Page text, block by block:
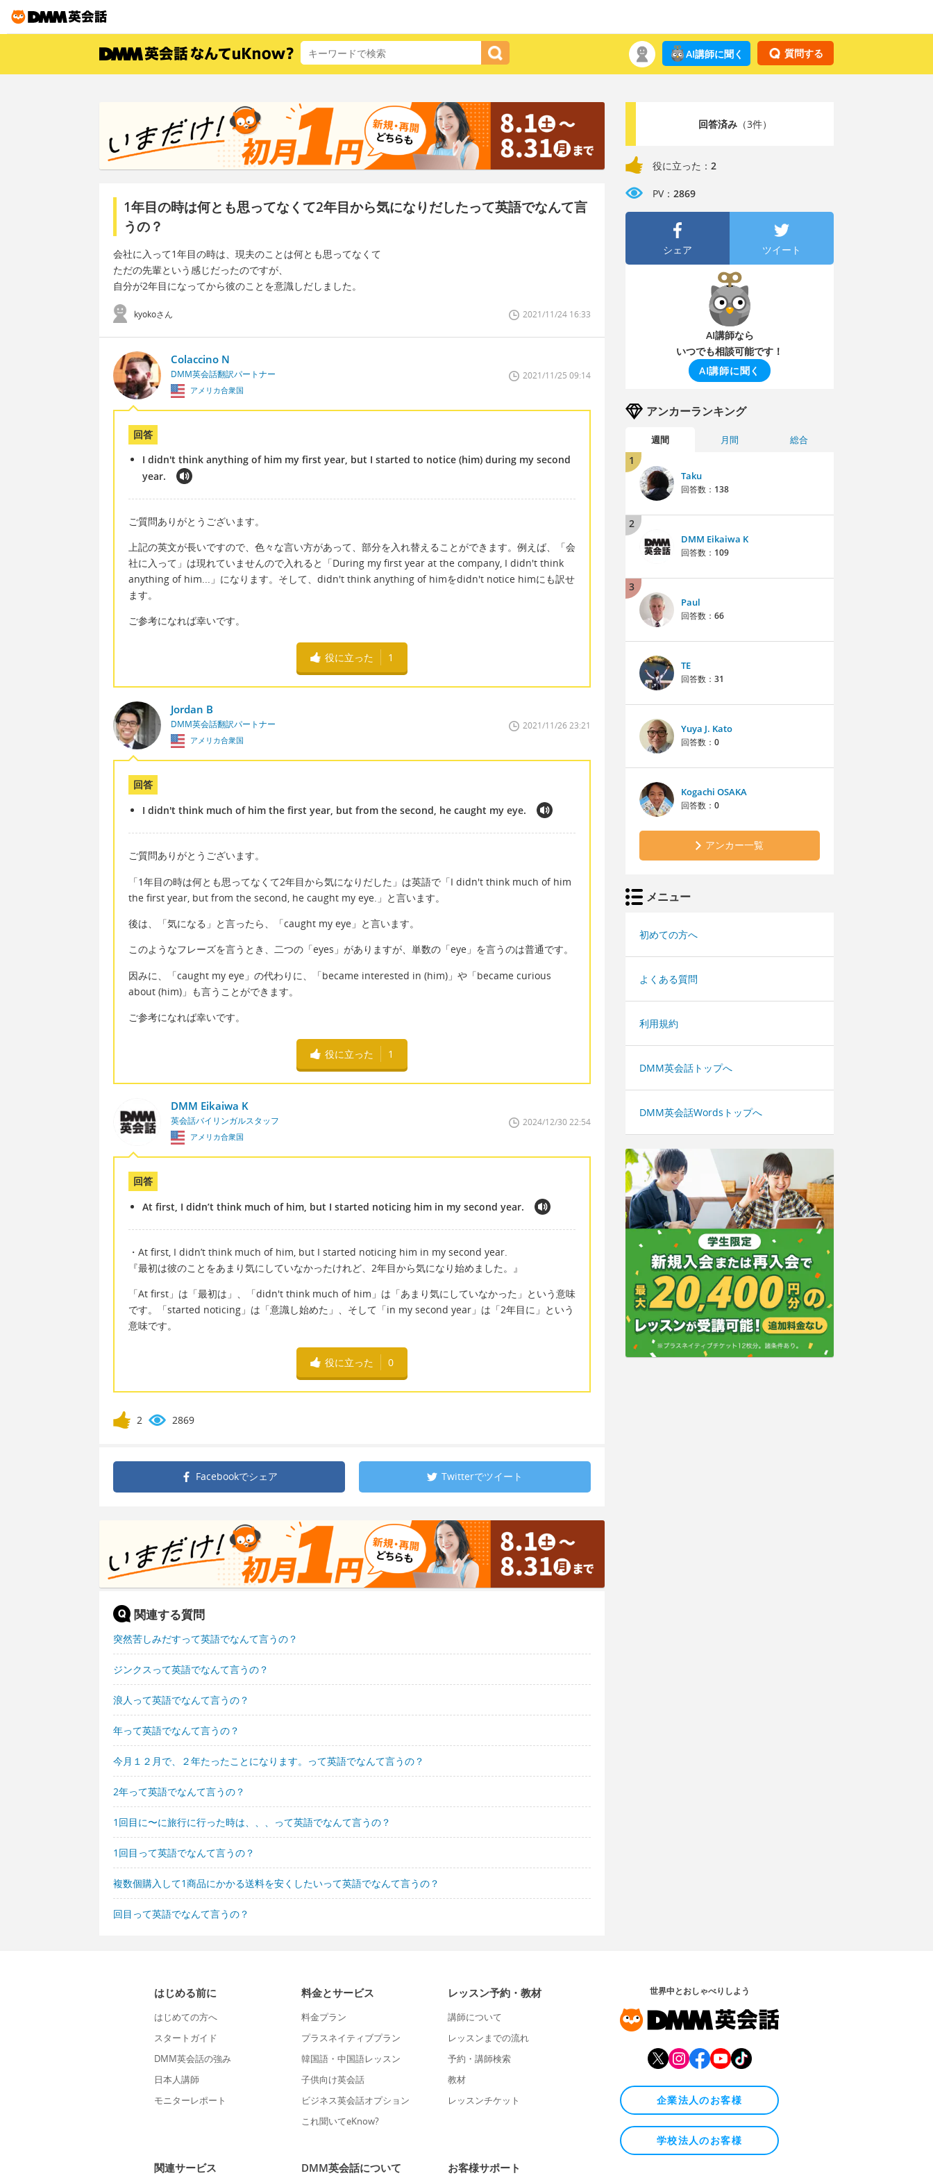
質問する
AI講師に聞く
1年目の時は何とも思ってなくて2年目から気になりだしたって英語でなんて言
うの？
会社に入って1年目の時は、現夫のことは何とも思ってなくて
ただの先輩という感じだったのですが、
自分が2年目になってから彼のことを意識しだしました。
kyokoさん 2021/11/24 16:33
Colaccino N
DMM英会話翻訳パートナー
アメリカ合衆国
2021/11/25 09:14
回答
I didn't think anything of him my first year, but I started to notice (him) during my second
year.
ご質問ありがとうございます。
上記の英文が長いですので、色々な言い方があって、部分を入れ替えることができます。例えば、「会
社に入って」は現れていませんので入れると「During my first year at the company, I didn't think
anything of him...」になります。そして、didn't think anything of himをdidn't notice himにも訳せ
ます。
ご参考になれば幸いです。
役に立った 1
Jordan B
DMM英会話翻訳パートナー
アメリカ合衆国
2021/11/26 23:21
回答
I didn't think much of him the first year, but from the second, he caught my eye.
ご質問ありがとうございます。
「1年目の時は何とも思ってなくて2年目から気になりだした」は英語で「I didn't think much of him
the first year, but from the second, he caught my eye.」と言います。
後は、「気になる」と言ったら、「caught my eye」と言います。
このようなフレーズを言うとき、二つの「eyes」がありますが、単数の「eye」を言うのは普通です。
因みに、「caught my eye」の代わりに、「became interested in (him)」や「became curious
about (him)」も言うことができます。
ご参考になれば幸いです。
役に立った 1
DMM Eikaiwa K
英会話バイリンガルスタッフ
アメリカ合衆国
2024/12/30 22:54
回答
At first, I didn’t think much of him, but I started noticing him in my second year.
・At first, I didn’t think much of him, but I started noticing him in my second year.
『最初は彼のことをあまり気にしていなかったけれど、2年目から気になり始めました。』
「At first」は「最初は」、「didn't think much of him」は「あまり気にしていなかった」という意味
です。「started noticing」は「意識し始めた」、そして「in my second year」は「2年目に」という
意味です。
役に立った 0
2 2869
Facebookでシェア Twitterでツイート
関連する質問
突然苦しみだすって英語でなんて言うの？
ジンクスって英語でなんて言うの？
浪人って英語でなんて言うの？
年って英語でなんて言うの？
今月１２月で、２年たったことになります。って英語でなんて言うの？
2年って英語でなんて言うの？
1回目に〜に旅行に行った時は、、、って英語でなんて言うの？
1回目って英語でなんて言うの？
複数個購入して1商品にかかる送料を安くしたいって英語でなんて言うの？
回目って英語でなんて言うの？
回答済み（3件）
役に立った： 2
PV： 2869
シェア ツイート
AI講師なら
いつでも相談可能です！
AI講師に聞く
アンカーランキング
週間 月間 総合
1
Taku
回答数： 138
2
DMM Eikaiwa K
回答数： 109
3
Paul
回答数： 66
TE
回答数： 31
Yuya J. Kato
回答数： 0
Kogachi OSAKA
回答数： 0
アンカー一覧
メニュー
初めての方へ
よくある質問
利用規約
DMM英会話トップへ
DMM英会話Wordsトップへ
はじめる前に
はじめての方へ
スタートガイド
DMM英会話の強み
日本人講師
モニターレポート
料金とサービス
料金プラン
プラスネイティブプラン
韓国語・中国語レッスン
子供向け英会話
ビジネス英会話オプション
これ聞いてeKnow?
レッスン予約・教材
講師について
レッスンまでの流れ
予約・講師検索
教材
レッスンチケット
関連サービス DMM英会話について お客様サポート
世界中とおしゃべりしよう
企業法人のお客様
学校法人のお客様